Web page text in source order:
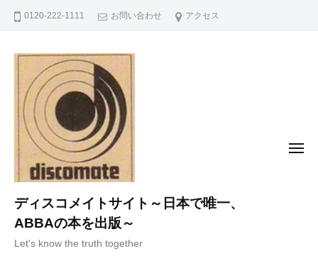
0120-222-1111 お問い合わせ アクセス
ディスコメイトサイト～日本で唯一、
ABBAの本を出版～
Let's know the truth together
メ